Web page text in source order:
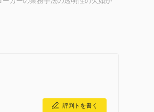
ジットカード 消費者金融
評判トを書く